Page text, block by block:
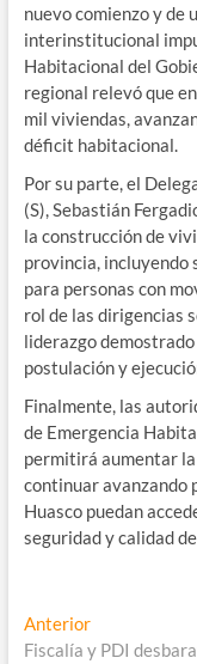
nuevo comienzo y de
interinstitucional
Habitacional del
regional relevó que
mil viviendas,
déficit habitacional.
Por su parte, el
(S), Sebastián
la construcción de
provincia, incluyendo
para personas con
rol de las dirigencias
liderazgo
postulación y
Finalmente, las
de Emergencia
permitirá aumentar
continuar avanzando
Huasco puedan
seguridad y calidad
Navegación
AnteriorEntrada
anterior:
Fiscalía y PDI